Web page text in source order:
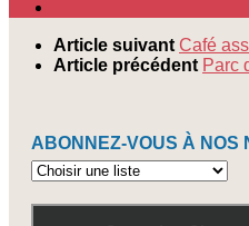
Article suivant Café
Article précédent Parc
ABONNEZ-VOUS À NOS
Abonnez-
à